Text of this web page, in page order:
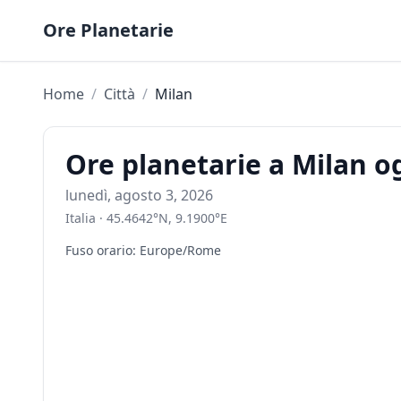
Ore Planetarie
Home / Città / Milan
Ore planetarie a Milan
lunedì, agosto 3, 2026
Italia · 45.4642°N, 9.1900°E
Fuso orario: Europe/Rome